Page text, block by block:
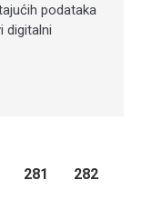
podataka
digitalni
281
282